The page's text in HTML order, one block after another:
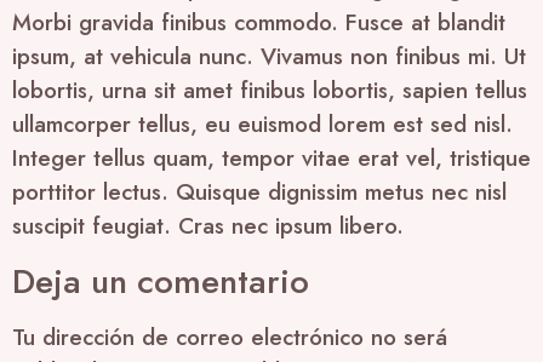
Morbi gravida finibus commodo. Fusce at blandit
ipsum, at vehicula nunc. Vivamus non finibus mi. Ut
lobortis, urna sit amet finibus lobortis, sapien tellus
ullamcorper tellus, eu euismod lorem est sed nisl.
Integer tellus quam, tempor vitae erat vel, tristique
porttitor lectus. Quisque dignissim metus nec nisl
suscipit feugiat. Cras nec ipsum libero.
Deja un comentario
Tu dirección de correo electrónico no será